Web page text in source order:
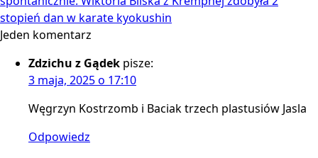
stopień dan w karate kyokushin
Jeden komentarz
Zdzichu z Gądek pisze:
3 maja, 2025 o 17:10
Węgrzyn Kostrzomb i Baciak trzech plastusiów Jasla
Odpowiedz